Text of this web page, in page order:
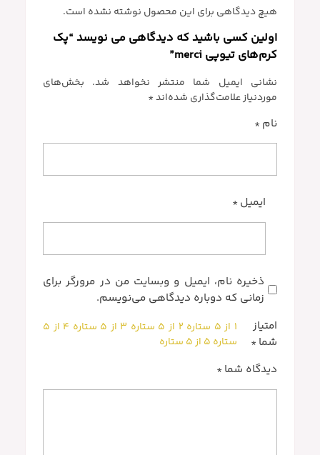
هیچ دیدگاهی برای این محصول نوشته نشده است.
اولین کسی باشید که دیدگاهی می نویسد “پک
کرم‌های تیوپی merci”
نشانی ایمیل شما منتشر نخواهد شد. بخش‌های
موردنیاز علامت‌گذاری شده‌اند*
نام *
ایمیل *
ذخیره نام، ایمیل و وبسایت من در مرورگر برای
زمانی که دوباره دیدگاهی می‌نویسم.
امتیاز
شما *
۱ از ۵ ستاره ۲ از ۵ ستاره ۳ از ۵ ستاره
۴ از ۵
ستاره ۵ از ۵ ستاره
دیدگاه شما *